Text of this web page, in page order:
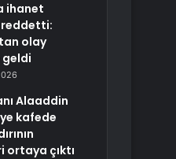
ihanet
reddetti:
olay
Alaaddin
kafede
ortaya çıktı